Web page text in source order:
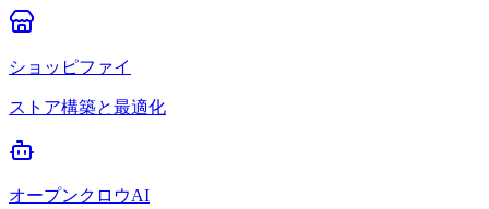
ショッピファイ
ストア構築と最適化
オープンクロウAI